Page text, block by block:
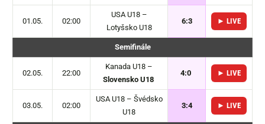
01.05. 02:00
USA U18 –
Lotyšsko U18
6:3 ► LIVE
Semifinále
02.05. 22:00
Kanada U18 –
Slovensko U18
4:0 ► LIVE
03.05. 02:00
USA U18 – Švédsko
U18
3:4 ► LIVE